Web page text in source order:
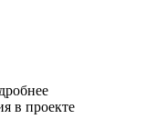
в проекте